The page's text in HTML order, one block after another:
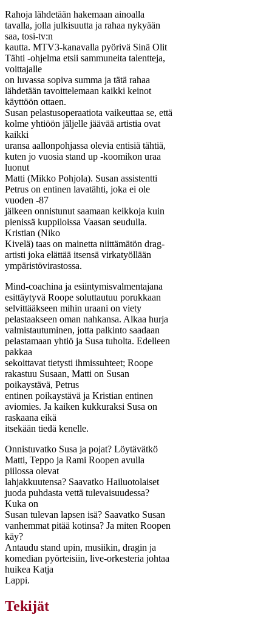
Rahoja lähdetään hakemaan ainoalla
tavalla, jolla julkisuutta ja rahaa nykyään
saa, tosi-tv:n
kautta. MTV3-kanavalla pyörivä Sinä Olit
Tähti -ohjelma etsii sammuneita talentteja,
voittajalle
on luvassa sopiva summa ja tätä rahaa
lähdetään tavoittelemaan kaikki keinot
käyttöön ottaen.
Susan pelastusoperaatiota vaikeuttaa se, että
kolme yhtiöön jäljelle jäävää artistia ovat
kaikki
uransa aallonpohjassa olevia entisiä tähtiä,
kuten jo vuosia stand up -koomikon uraa
luonut
Matti (Mikko Pohjola). Susan assistentti
Petrus on entinen lavatähti, joka ei ole
vuoden -87
jälkeen onnistunut saamaan keikkoja kuin
pienissä kuppiloissa Vaasan seudulla.
Kristian (Niko
Kivelä) taas on mainetta niittämätön drag-
artisti joka elättää itsensä virkatyöllään
ympäristövirastossa.
Mind-coachina ja esiintymisvalmentajana
esittäytyvä Roope soluttautuu porukkaan
selvittääkseen mihin uraani on viety
pelastaakseen oman nahkansa. Alkaa hurja
valmistautuminen, jotta palkinto saadaan
pelastamaan yhtiö ja Susa tuholta. Edelleen
pakkaa
sekoittavat tietysti ihmissuhteet; Roope
rakastuu Susaan, Matti on Susan
poikaystävä, Petrus
entinen poikaystävä ja Kristian entinen
aviomies. Ja kaiken kukkuraksi Susa on
raskaana eikä
itsekään tiedä kenelle.
Onnistuvatko Susa ja pojat? Löytävätkö
Matti, Teppo ja Rami Roopen avulla
piilossa olevat
lahjakkuutensa? Saavatko Hailuotolaiset
juoda puhdasta vettä tulevaisuudessa?
Kuka on
Susan tulevan lapsen isä? Saavatko Susan
vanhemmat pitää kotinsa? Ja miten Roopen
käy?
Antaudu stand upin, musiikin, dragin ja
komedian pyörteisiin, live-orkesteria johtaa
huikea Katja
Lappi.
Tekijät